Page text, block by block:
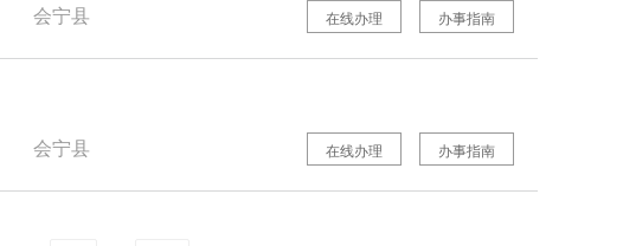
会宁县 办事指南
在线办理
会宁县 办事指南
在线办理